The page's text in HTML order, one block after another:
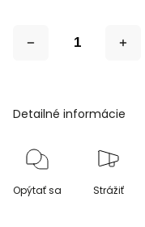
Detailné informácie
Opýtať sa Strážiť